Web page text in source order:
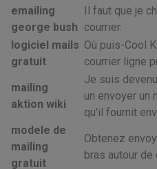
emailing
george bush
Il faut que je
courrier.
logiciel mails
gratuit
Où puis-Cool
courrier ligne
mailing
aktion wiki
Je suis
un envoyer un
qu'il fournit
modele de
mailing
gratuit
Obtenez
bras autour de